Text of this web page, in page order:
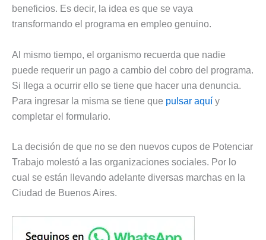
beneficios. Es decir, la idea es que se vaya
transformando el programa en empleo genuino.
Al mismo tiempo, el organismo recuerda que nadie
puede requerir un pago a cambio del cobro del programa.
Si llega a ocurrir ello se tiene que hacer una denuncia.
Para ingresar la misma se tiene que pulsar aquí y
completar el formulario.
La decisión de que no se den nuevos cupos de Potenciar
Trabajo molestó a las organizaciones sociales. Por lo
cual se están llevando adelante diversas marchas en la
Ciudad de Buenos Aires.